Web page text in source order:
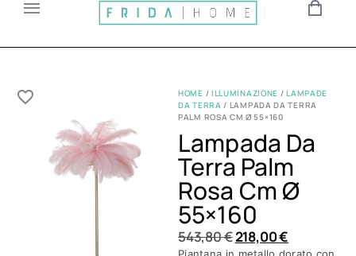
HOME / ILLUMINAZIONE /LAMPADE
DA TERRA / LAMPADA DA TERRA
PALM ROSA CM Ø 55×160
Lampada Da
Terra Palm
Rosa Cm Ø
55×160
543,80€218,00€